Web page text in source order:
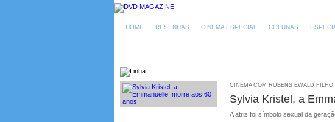
HOME RESENHAS CINEMA ESPECIAL COLUNAS
CINEMA COM RUBENS EWALD FILHO
Sylvia Kristel, a
A atriz foi símbolo sexual da